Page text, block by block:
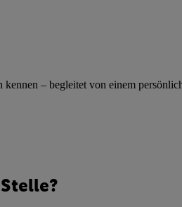
– begleitet von einem
Informationen,
Verwendung
von Profilen